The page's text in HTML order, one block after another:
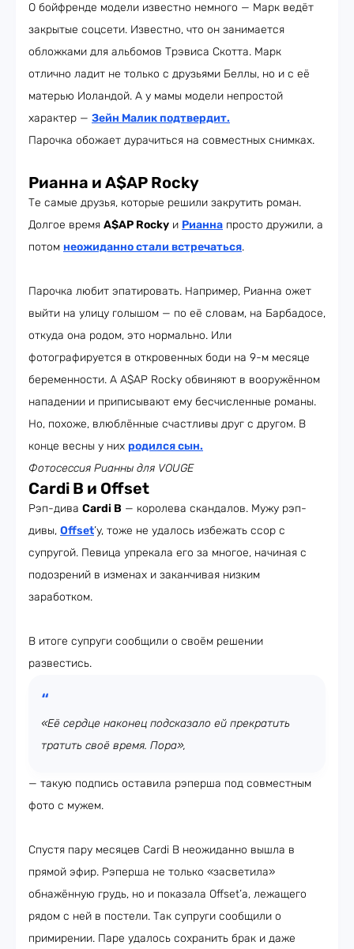
О бойфренде модели известно немного — Марк ведёт
закрытые соцсети. Известно, что он занимается
обложками для альбомов Трэвиса Скотта. Марк
отлично ладит не только с друзьями Беллы, но и с её
матерью Иоландой. А у мамы модели непростой
характер — Зейн Малик подтвердит.
Парочка обожает дурачиться на совместных снимках.
Рианна и A$AP Rocky
Те самые друзья, которые решили закрутить роман.
Долгое время A$AP Rocky и Рианна просто дружили, а
потом неожиданно стали встречаться.
Парочка любит эпатировать. Например, Рианна ожет
выйти на улицу голышом — по её словам, на Барбадосе,
откуда она родом, это нормально. Или
фотографируется в откровенных боди на 9-м месяце
беременности. А A$AP Rocky обвиняют в вооружённом
нападении и приписывают ему бесчисленные романы.
Но, похоже, влюблённые счастливы друг с другом. В
конце весны у них родился сын.
Фотосессия Рианны для VOUGE
Cardi B и Offset
Рэп-дива Cardi B — королева скандалов. Мужу рэп-
дивы, Offset’у, тоже не удалось избежать ссор с
супругой. Певица упрекала его за многое, начиная с
подозрений в изменах и заканчивая низким
заработком.
В итоге супруги сообщили о своём решении
развестись.
«Её сердце наконец подсказало ей прекратить
тратить своё время. Пора»,
— такую подпись оставила рэперша под совместным
фото с мужем.
Спустя пару месяцев Cardi B неожиданно вышла в
прямой эфир. Рэперша не только «засветила»
обнажённую грудь, но и показала Offset’а, лежащего
рядом с ней в постели. Так супруги сообщили о
примирении. Паре удалось сохранить брак и даже